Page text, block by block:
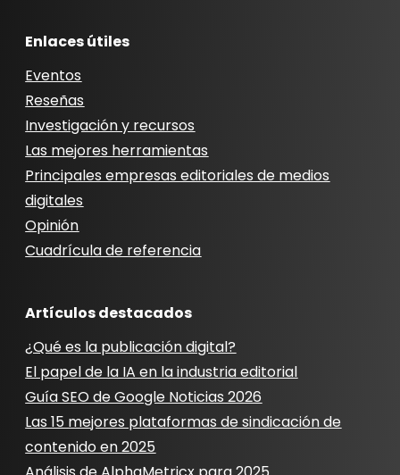
Enlaces útiles
Eventos
Reseñas
Investigación y recursos
Las mejores herramientas
Principales empresas editoriales de medios
digitales
Opinión
Cuadrícula de referencia
Artículos destacados
¿Qué es la publicación digital?
El papel de la IA en la industria editorial
Guía SEO de Google Noticias 2026
Las 15 mejores plataformas de sindicación de
contenido en 2025